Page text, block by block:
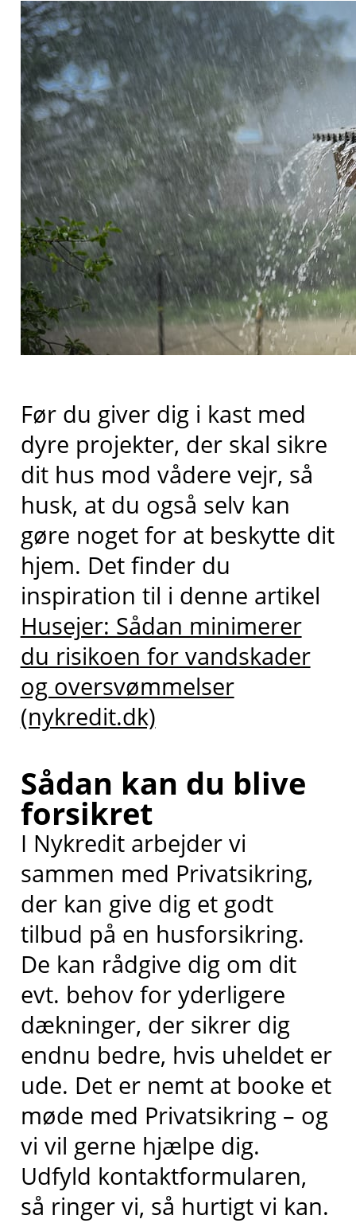
Før du giver dig i kast med
dyre projekter, der skal sikre
dit hus mod vådere vejr, så
husk, at du også selv kan
gøre noget for at beskytte dit
hjem. Det finder du
inspiration til i denne artikel
Husejer: Sådan minimerer
du risikoen for vandskader
og oversvømmelser
(nykredit.dk)
Sådan kan du blive
forsikret
I Nykredit arbejder vi
sammen med Privatsikring,
der kan give dig et godt
tilbud på en husforsikring.
De kan rådgive dig om dit
evt. behov for yderligere
dækninger, dersikrer dig
endnu bedre, hvis uheldet er
ude. Det er nemt at booke et
møde med Privatsikring – og
vi vil gerne hjælpe dig.
Udfyld kontaktformularen,
så ringer vi, så hurtigt vi kan.